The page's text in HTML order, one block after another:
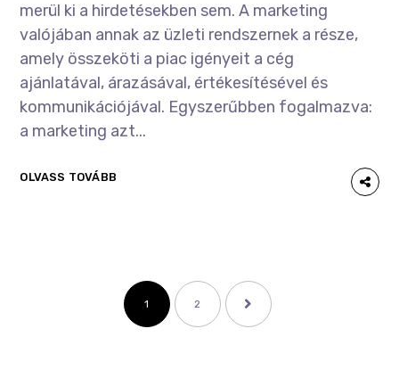
merül ki a hirdetésekben sem. A marketing
valójában annak az üzleti rendszernek a része,
amely összeköti a piac igényeit a cég
ajánlatával, árazásával, értékesítésével és
kommunikációjával. Egyszerűbben fogalmazva:
a marketing azt...
OLVASS TOVÁBB
1 2